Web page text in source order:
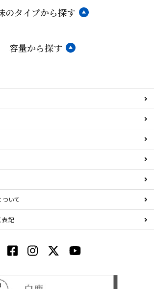
のタイプから探す
容量から探す
いて
表記